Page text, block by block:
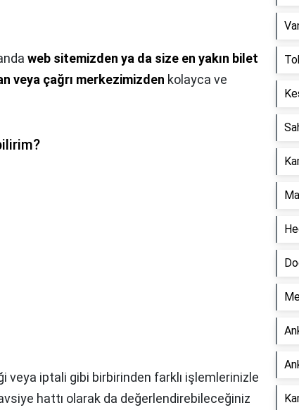
web sitemizden ya da size en yakın bilet
veya çağrı merkezimizden kolayca ve
veya iptali gibi birbirinden farklı işlemlerinizle
hattı olarak da değerlendirebileceğiniz